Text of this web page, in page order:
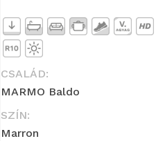
CSALÁD:
MARMO Baldo
SZÍN:
Marron